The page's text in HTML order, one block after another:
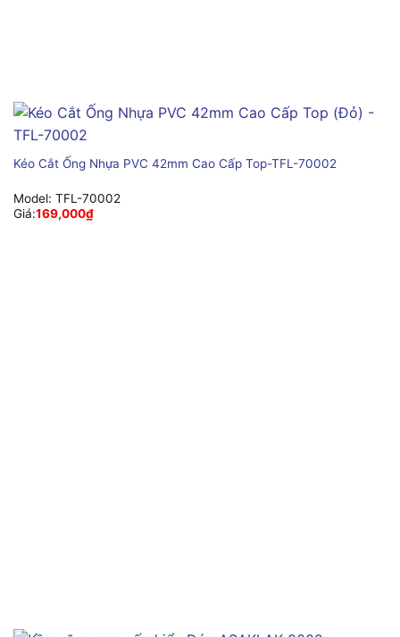
Kéo Cắt Ống Nhựa PVC 42mm Cao Cấp Top-TFL-70002
Model: TFL-70002
Giá:169,000₫